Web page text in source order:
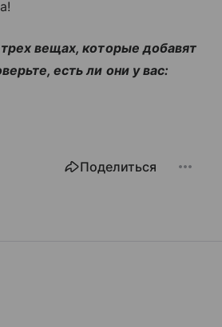
вещах, которые добавят
есть ли они у вас:
Поделиться